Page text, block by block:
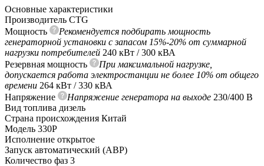
Основные характеристики
Производитель CTG
Мощность
Рекомендуется подбирать мощность
генераторной установки с запасом 15%-20% от суммарной
нагрузки потребителей 240 кВт / 300 кВА
Резервная мощность
При максимальной нагрузке,
допускается работа электростанции не более 10% от общего
времени 264 кВт / 330 кВА
Напряжение
Напряжение генератора на выходе 230/400 В
Вид топлива дизель
Страна происхождения Китай
Модель 330P
Исполнение открытое
Запуск автоматический (АВР)
Количество фаз 3